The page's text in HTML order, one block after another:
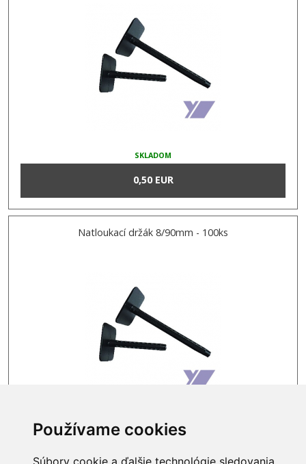
Používame cookies
Súbory cookie a ďalšie technológie sledovania
SKLADOM
0,50 EUR
Natloukací držák 8/90mm - 100ks
SKLADOM